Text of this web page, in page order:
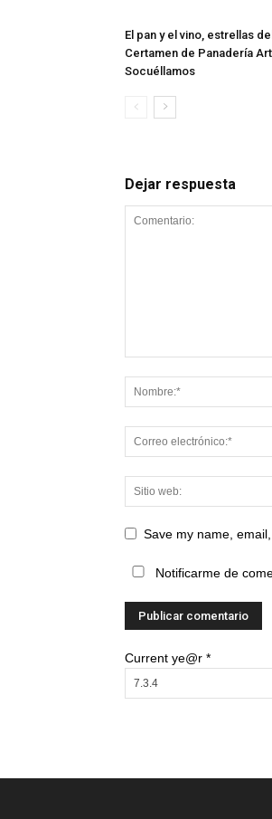
El pan y el vino, estrellas
Certamen de Panadería
Socuéllamos
Dejar respuesta
Save my name,
Notificarme de
Current ye@r *